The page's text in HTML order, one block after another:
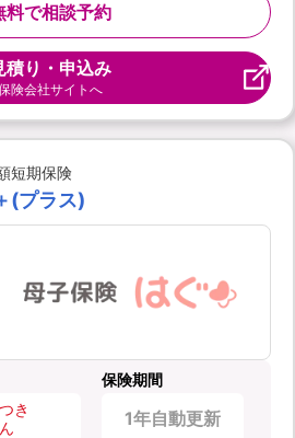
料で相談予約
積り・申込み
険会社サイトへ
短期保険
(プラス)
き
保険期間
1年自動更新